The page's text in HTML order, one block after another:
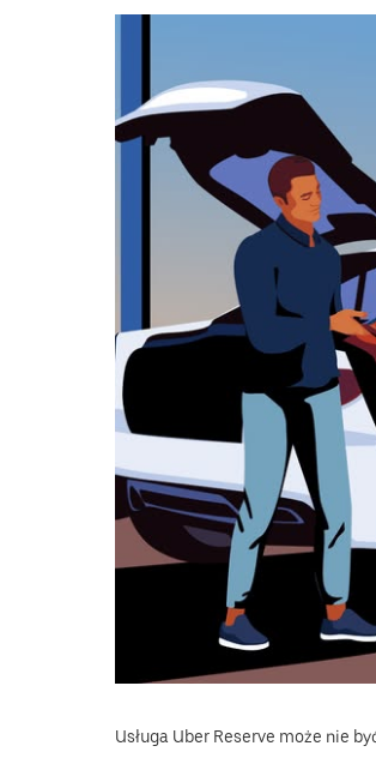
datę.
„Escape”,
aby
zamknąć
kalendarz.
Usługa Uber Reserve może nie